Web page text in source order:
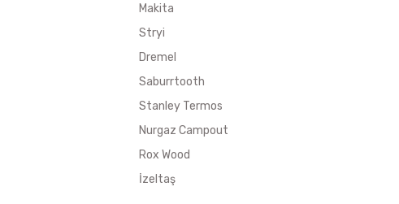
Makita
Stryi
Dremel
Saburrtooth
Stanley Termos
Nurgaz Campout
Rox Wood
İzeltaş